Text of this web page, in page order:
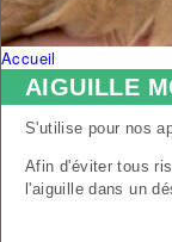
Accueil
AIGUILLE
S'utilise pour nos
Afin d'éviter tous
l'aiguille dans un